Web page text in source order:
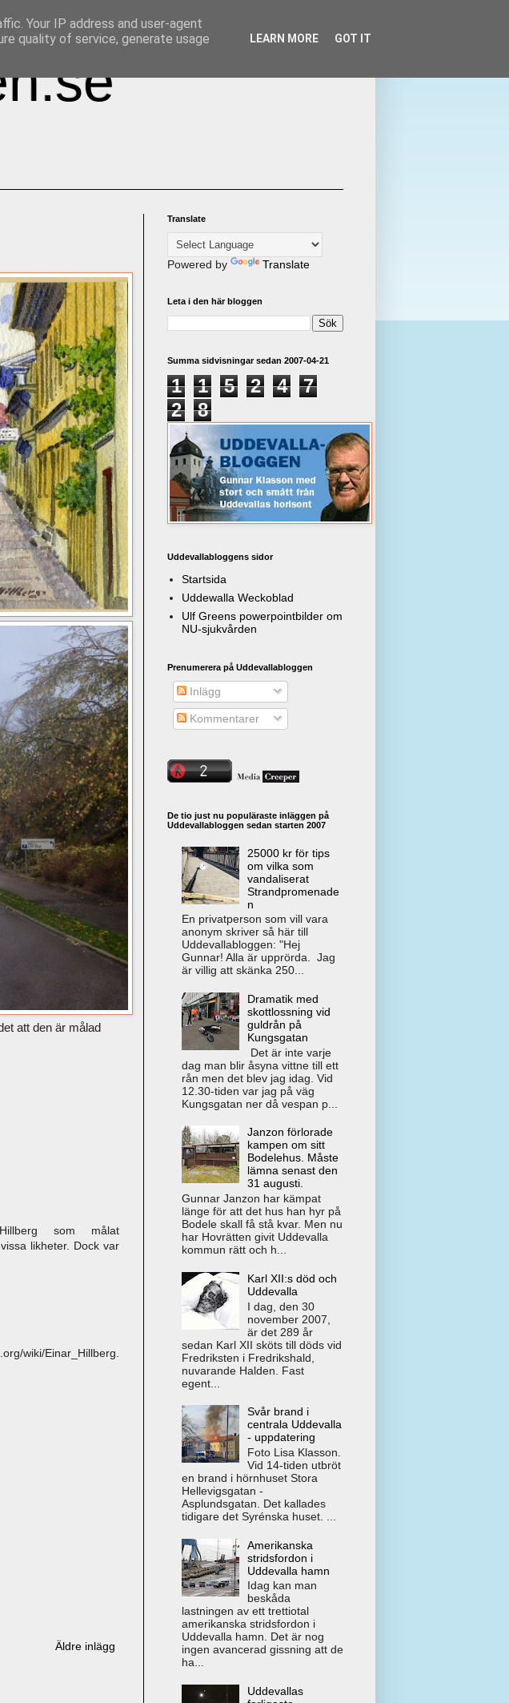
att den är målad
som målat
likheter. Dock var
wiki/Einar_Hillberg.
Äldre inlägg
Translate
Powered by Translate
Leta i den här bloggen
Summa sidvisningar sedan 2007-04-21
1 1 5 2 4
7
2
8
Uddevallabloggens sidor
Startsida
Uddewalla Weckoblad
Ulf Greens powerpointbilder om
NU-sjukvården
Prenumerera på Uddevallabloggen
Inlägg
Kommentarer
De tio just nu populäraste inläggen på
Uddevallabloggen sedan starten 2007
25000 kr för tips
om vilka som
vandaliserat
Strandpromenade
n
En privatperson som vill vara
anonym skriver så här till
Uddevallabloggen: "Hej
Gunnar! Alla är upprörda. Jag
är villig att skänka 250...
Dramatik med
skottlossning vid
guldrån på
Kungsgatan
Det är inte varje
dag man blir åsyna vittne till ett
rån men det blev jag idag. Vid
12.30-tiden var jag på väg
Kungsgatan ner då vespan p...
Janzon förlorade
kampen om sitt
Bodelehus. Måste
lämna senast den
31 augusti.
Gunnar Janzon har kämpat
länge för att det hus han hyr på
Bodele skall få stå kvar. Men nu
har Hovrätten givit Uddevalla
kommun rätt och h...
Karl XII:s död och
Uddevalla
I dag, den 30
november 2007,
är det 289 år
sedan Karl XII sköts till döds vid
Fredriksten i Fredrikshald,
nuvarande Halden. Fast
egent...
Svår brand i
centrala Uddevalla
- uppdatering
Foto Lisa Klasson.
Vid 14-tiden utbröt
en brand i hörnhuset Stora
Hellevigsgatan -
Asplundsgatan. Det kallades
tidigare det Syrénska huset. ...
Amerikanska
stridsfordon i
Uddevalla hamn
Idag kan man
beskåda
lastningen av ett trettiotal
amerikanska stridsfordon i
Uddevalla hamn. Det är nog
ingen avancerad gissning att de
ha...
Uddevallas
Your IP address and user-agent
quality of service, generate usage
LEARN MORE GOT IT